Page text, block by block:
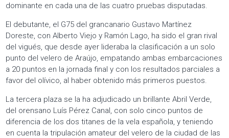
dominante en cada una de las cuatro pruebas disputadas.
El debutante, el G75 del grancanario Gustavo Martínez
Doreste, con Alberto Viejo y Ramón Lago, ha sido el gran rival
del vigués, que desde ayer lideraba la clasificación a un solo
punto del velero de Araújo, empatando ambas embarcaciones
a 20 puntos en la jornada final y con los resultados parciales a
favor del olívico, al haber obtenido más primeros puestos.
La tercera plaza se la ha adjudicado un brillante Abril Verde,
del orensano Luís Pérez Canal, con solo cinco puntos de
diferencia de los dos titanes de la vela española, y teniendo
en cuenta la tripulación amateur del velero de la ciudad de las